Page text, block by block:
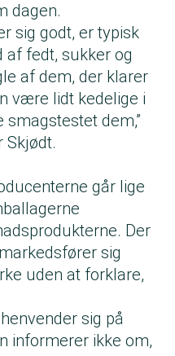
dagen.
sig godt, er typisk
af fedt, sukker og
af dem, der klarer
være lidt kedelige i
dem,”
Skjødt.
går lige
Der
sig
uden at forklare,
sig på
informerer ikke om,